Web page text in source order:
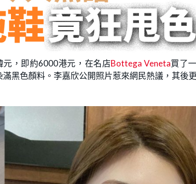
，即約6000港元，在名店Bottega Veneta買了
黑色顏料。李嘉欣公開照片惹來網民熱議，其後